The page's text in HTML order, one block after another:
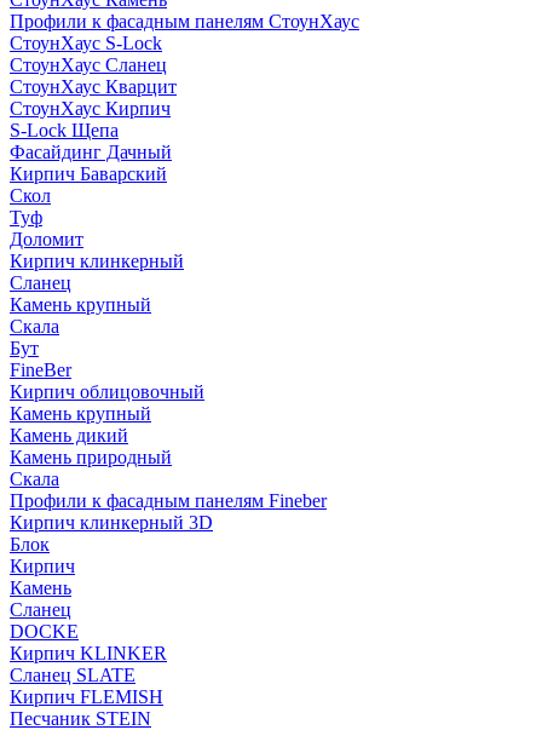
Профили к фасадным панелям СтоунХаус
СтоунХаус S-Lock
СтоунХаус Сланец
СтоунХаус Кварцит
СтоунХаус Кирпич
S-Lock Щепа
Фасайдинг Дачный
Кирпич Баварский
Скол
Туф
Доломит
Кирпич клинкерный
Сланец
Камень крупный
Скала
Бут
FineBer
Кирпич облицовочный
Камень крупный
Камень дикий
Камень природный
Скала
Профили к фасадным панелям Fineber
Кирпич клинкерный 3D
Блок
Кирпич
Камень
Сланец
DOCKE
Кирпич KLINKER
Сланец SLATE
Кирпич FLEMISH
Пес­ча­ник STEIN